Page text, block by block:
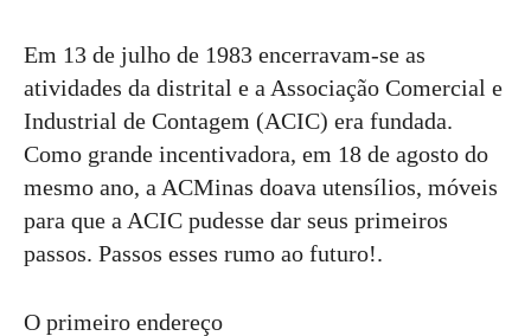
Em 13 de julho de 1983 encerravam-se as
atividades da distrital e a Associação Comercial e
Industrial de Contagem (ACIC) era fundada.
Como grande incentivadora, em 18 de agosto do
mesmo ano, a ACMinas doava utensílios, móveis
para que a ACIC pudesse dar seus primeiros
passos. Passos esses rumo ao futuro!.
O primeiro endereço